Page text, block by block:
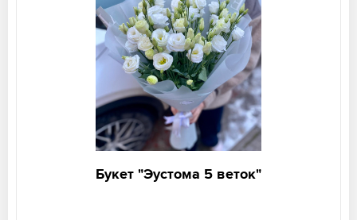
Букет "Эустома 5 веток"